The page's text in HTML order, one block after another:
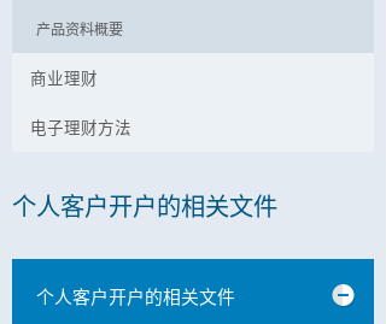
产品资料概要
商业理财
电子理财方法
个人客户开户的相关文件
个人客户开户的相关文件